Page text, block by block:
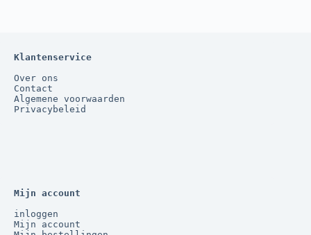
Klantenservice
Over ons
Contact
Algemene voorwaarden
Privacybeleid
Mijn account
inloggen
Mijn account